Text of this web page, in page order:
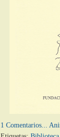
1 Comentarios...